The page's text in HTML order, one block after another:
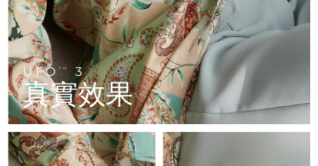
UFOTM 3
真實效果
LUNA™護膚
Premium cleansers & balm
LUNA™ 設備
All facial cleansing devices
Portable red light therapy
面膜
Rejuvenation & hydration
UFO™ 設備
All deep facial hydration devices
For ages 0-3
issa™ Teeth Whitening Set
Dual LED + sonic device & 18% PAP gel
ISSA™ 設備
All silicone sonic toothbrushes
FAQ™ 103
Luxurious clinical anti-aging set
FAQ™ P1 Primer
Manuka honey primer
FAQ™ 211
Anti-aging neck & décolleté LED mask
FAQ™ 221
Anti-aging LED hand mask
LED hair strengthening scalp massager
FAQ™ Scalp Serum
Scalp recovery probiotic serum
FAQ™護膚品
All FAQ™ skincare
Full-Spectrum Red Light Therapy
FAQ™ 502
Full-Spectrum Red Light Therapy
FAQ™ Red Light Serum
保健品
專業治療
賽普勒斯 預計送達日期 8/11/26
捷克 預計送達日期8/10/26
丹麥 預計送達日期
愛沙尼亞 預計送達日期8/10/26
芬蘭